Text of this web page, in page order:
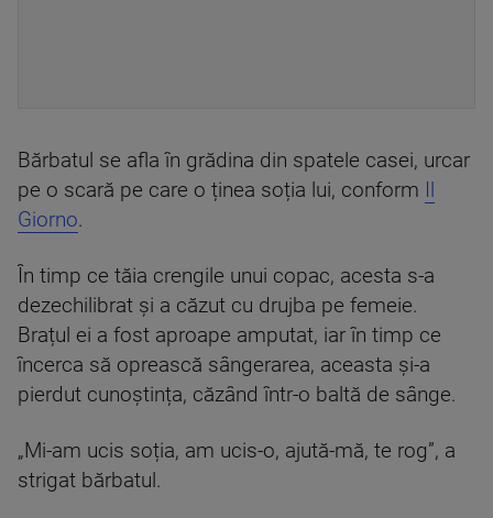
Bărbatul se afla în grădina din spatele casei, urcar
pe o scară pe care o ținea soția lui, conform
Giorno.
În timp ce tăia crengile unui copac, acesta s-a
dezechilibrat și a căzut cu drujba pe femeie.
Brațul ei a fost aproape amputat, iar în timp ce
încerca să oprească sângerarea, aceasta și-a
pierdut cunoștința, căzând într-o baltă de sânge.
„Mi-am ucis soția, am ucis-o, ajută-mă, te rog”, a
strigat bărbatul.